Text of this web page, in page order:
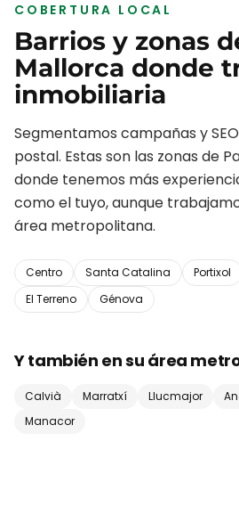
COBERTURA LOCAL
Barrios y zonas
Mallorca donde
inmobiliaria
Segmentamos campañas y
postal. Estas son las zonas de
donde tenemos más
como el tuyo, aunque
área metropolitana.
Centro Santa Catalina Portixol
El Terreno
Génova
Y también en su área
Calvià Marratxí Llucmajor
Manacor